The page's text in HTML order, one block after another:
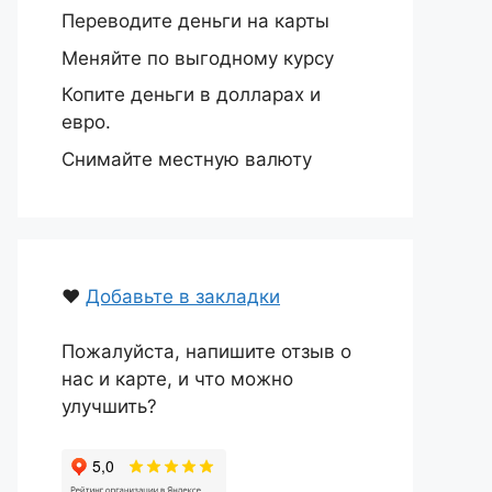
Переводите деньги на карты
Меняйте по выгодному курсу
Копите деньги в долларах и
евро.
Снимайте местную валюту
❤️ Добавьте в закладки
Пожалуйста, напишите отзыв о
нас и карте, и что можно
улучшить?